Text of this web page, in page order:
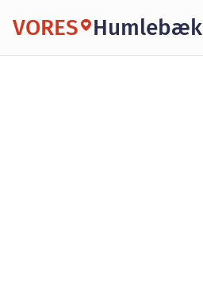
VORES Humlebæk